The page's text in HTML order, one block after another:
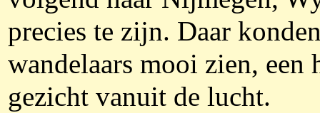
precies te zijn. Daar
wandelaars mooi zien, een
gezicht vanuit de lucht.